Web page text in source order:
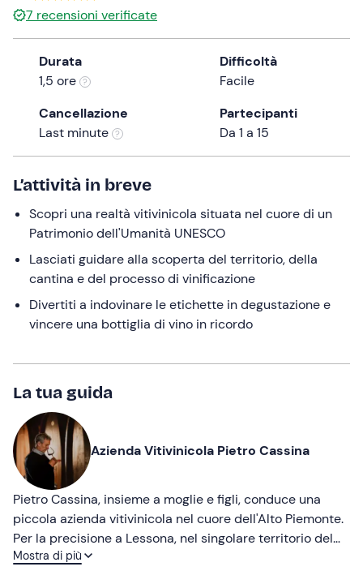
the
question
mark
keyboard
shortcuts
for
changing
dates.
7 recensioni verificate
Durata
1,5 ore
Difficoltà
Facile
Cancellazione
Last minute
Partecipanti
Da 1 a 15
L’attività in breve
Scopri una realtà vitivinicola situata nel cuore di un
Patrimonio dell'Umanità UNESCO
Lasciati guidare alla scoperta del territorio, della
cantina e del processo di vinificazione
Divertiti a indovinare le etichette in degustazione e
vincere una bottiglia di vino in ricordo
La tua guida
Azienda Vitivinicola Pietro Cassina
Pietro Cassina, insieme a moglie e figli, conduce una
piccola azienda vitivinicola nel cuore dell'Alto Piemonte.
Per la precisione a Lessona, nel singolare territorio del
Supervulcano della Valsesia, che favorisce la
Mostra di più